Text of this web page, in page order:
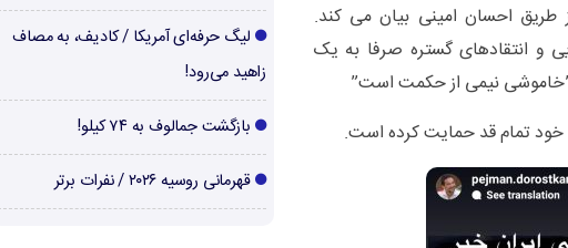
احسان امینی بیان می کند.
و انتقادهای گستره صرفا به یک
نیمی از حکمت است‌”
خود تمام قد حمایت کرده است.
لیگ حرفه‌ای آمریکا / کادیف، به مصاف
زاهید می‌رود!
بازگشت جمالوف به ۷۴ کیلو!
قهرمانی روسیه ۲۰۲۶ / نفرات برتر